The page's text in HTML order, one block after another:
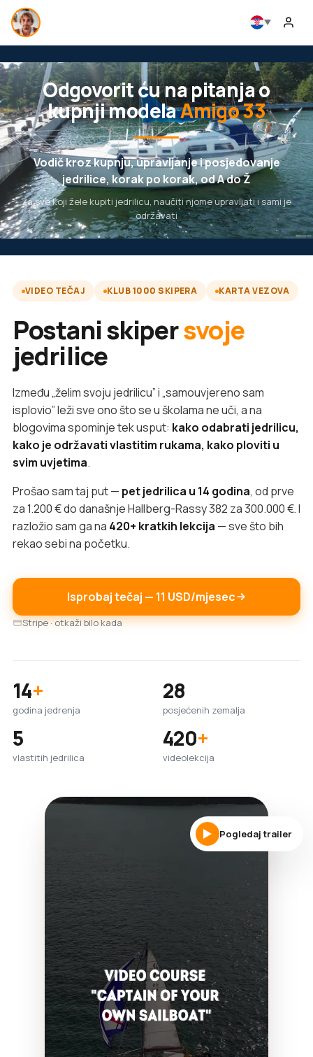
Odgovorit ću na pitanja o
kupnji modelaAmigo 33
Vodič kroz kupnju, upravljanje i posjedovanje
jedrilice, korak po korak, od A do Ž
Za sve koji žele kupiti jedrilicu, naučiti njome upravljati i sami je
održavati
VIDEO TEČAJ KLUB 1000 SKIPERA KARTA VEZOVA
Postani skipersvoje
jedrilice
Između „želim svoju jedrilicu” i „samouvjereno sam
isplovio” leži sve ono što se u školama ne uči, a na
blogovima spominje tek usput: kako odabrati jedrilicu,
kako je održavati vlastitim rukama, kako ploviti u
svim uvjetima.
Prošao sam taj put — pet jedrilica u 14 godina, od prve
za 1.200 € do današnje Hallberg-Rassy 382 za 300.000 €. I
razložio sam ga na 420+ kratkih lekcija — sve što bih
rekao sebi na početku.
Isprobaj tečaj — 11 USD/mjesec
Stripe · otkaži bilo kada
14+
godina jedrenja
28
posjećenih zemalja
5
vlastitih jedrilica
420+
videolekcija
Pogledaj trailer